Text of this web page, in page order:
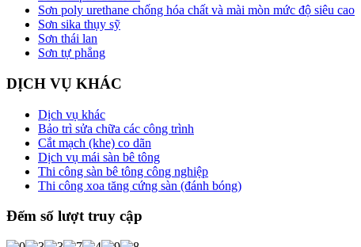
Sơn poly urethane chống hóa chất và mài mòn mức độ siêu cao
Sơn sika thụy sỹ
Sơn thái lan
Sơn tự phẳng
DỊCH VỤ KHÁC
Dịch vụ khác
Bảo trì sửa chữa các công trình
Cắt mạch (khe) co dãn
Dịch vụ mái sàn bê tông
Thi công sàn bê tông công nghiệp
Thi công xoa tăng cứng sàn (đánh bóng)
Đếm số lượt truy cập